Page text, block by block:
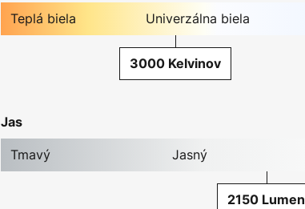
Teplá biela Univerzálna biela
3000 Kelvinov
Jas
Tmavý Jasný
2150 Lumen